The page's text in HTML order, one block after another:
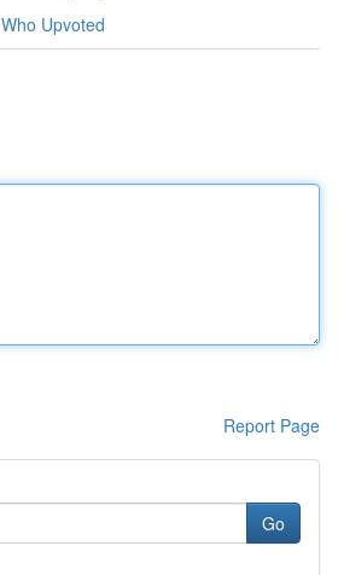
Who Upvoted
Report Page
Go